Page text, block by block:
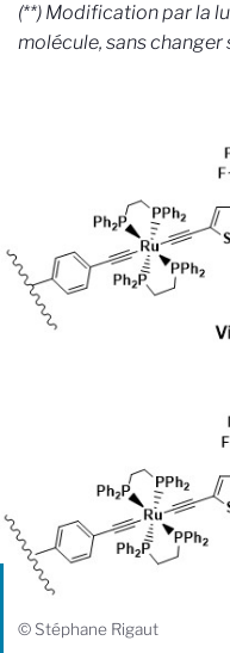
(**) Modification par la
molécule, sans
© Stéphane Rigaut